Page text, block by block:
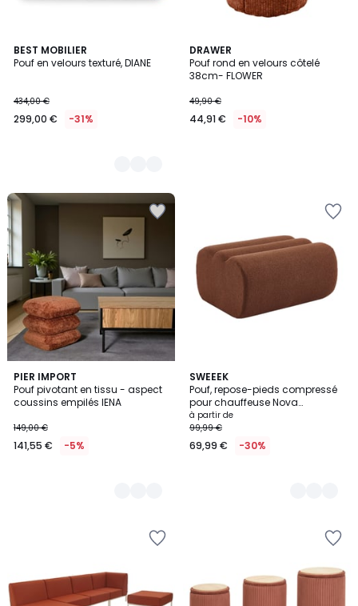
BEST MOBILIER
Pouf en velours texturé, DIANE
434,00 €
299,00 € -31%
4
Couleurs
DRAWER
Pouf rond en velours côtelé
38cm- FLOWER
49,90 €
44,91 € -10%
PIER IMPORT
Pouf pivotant en tissu - aspect
coussins empilés IENA
149,00 €
141,55 € -5%
6
Couleurs
SWEEEK
Pouf, repose-pieds compressé
pour chauffeuse Nova
à partir de
99,99 €
69,99 € -30%
3
Couleurs